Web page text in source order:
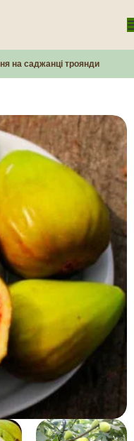
на саджанці троянди